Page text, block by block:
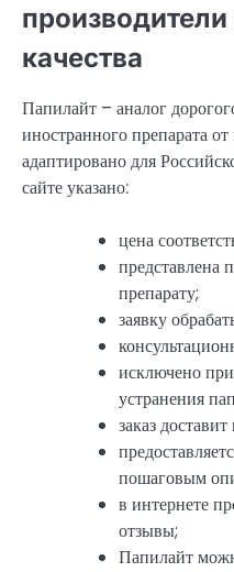
производители
качества
Папилайт – аналог
иностранного препарата
адаптировано для
сайте указано:
цена
представлена
препарату;
заявку
исключено
устранения
заказ
пошаговым
в интернете
отзывы;
Папилайт